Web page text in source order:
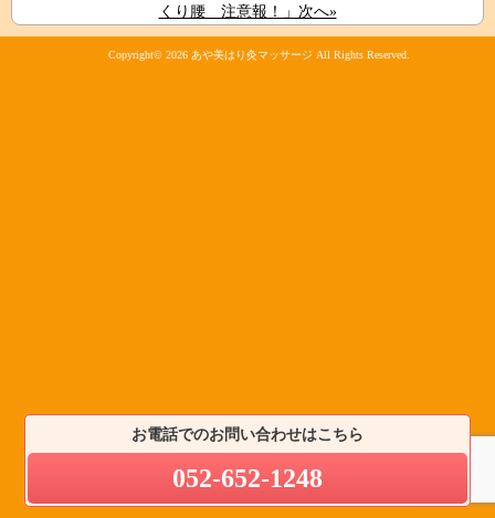
くり腰 注意報！」次へ»
Copyright© 2026 あや美はり灸マッサージ All Rights Reserved.
お電話でのお問い合わせはこちら
052-652-1248